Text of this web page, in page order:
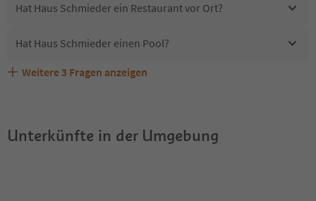
Hat Haus Schmieder ein Restaurant vor Ort?
Hat Haus Schmieder einen Pool?
Sind Haustiere in der Unterkunft Haus Schmieder
Welche Services bietet Haus Schmieder?
Erhalten die Gäste von Haus Schmieder einen Südtirol
Weitere 3 Fragen anzeigen
Unterkünfte in der Umgebung